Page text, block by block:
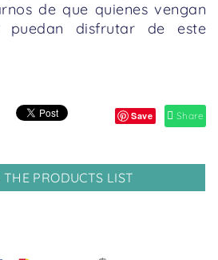
de que quienes vengan
puedan disfrutar de este
Save Share
THE PRODUCTS LIST